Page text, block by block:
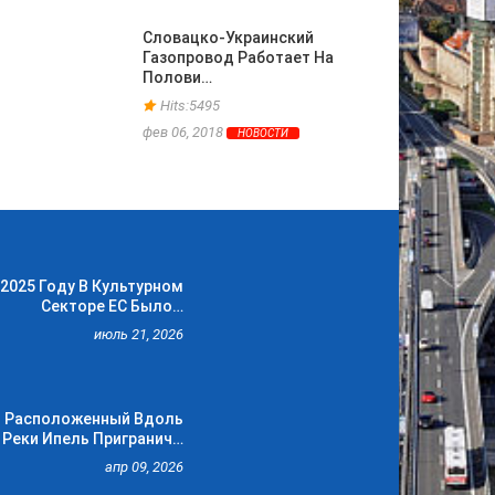
Словацко-Украинский
Газопровод Работает На
Полови…
Hits:5495
фев 06, 2018
НОВОСТИ
Году В Культурном
Секторе ЕС Было…
июль 21, 2026
Расположенный Вдоль
Реки Ипель Пригранич…
апр 09, 2026